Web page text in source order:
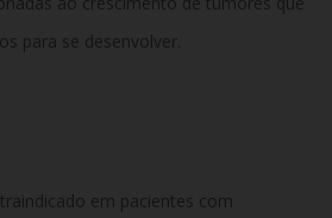
para se desenvolver.
em pacientes com